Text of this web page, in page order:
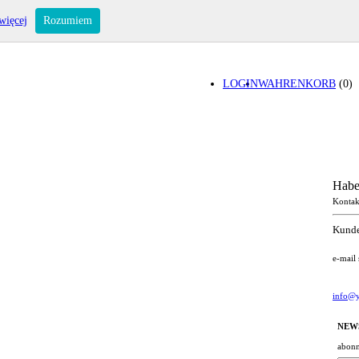
WAHRENKORB (0)
LOGIN
e-mail
Rozumiem